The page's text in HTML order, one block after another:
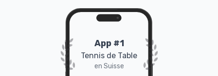
App #1
Tennis de Table
en Suisse